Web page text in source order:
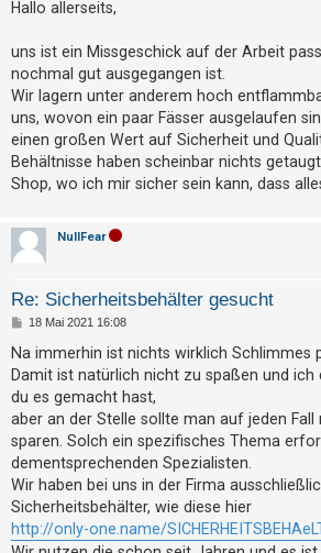
i
s
t
r
i
e
r
n
U
n
b
e
a
n
t
w
o
r
i
t
a
g
Hallo allerseits,
uns ist ein Missgeschick auf der Arbeit
nochmal gut ausgegangen ist.
Wir lagern unter anderem hoch
uns, wovon ein paar Fässer ausgelaufen
einen großen Wert auf Sicherheit und
Behältnisse haben scheinbar nichts
Shop, wo ich mir sicher sein kann, dass
NullFear
Re: Sicherheitsbehälter gesucht
B
i
r
a
g
18 Mai 2021 16:08
Na immerhin ist nichts wirklich Schlimmes
Damit ist natürlich nicht zu spaßen und ich
du es gemacht hast,
aber an der Stelle sollte man auf jeden Fall
sparen. Solch ein spezifisches Thema
dementsprechenden Spezialisten.
Wir haben bei uns in der Firma
Sicherheitsbehälter, wie diese hier
http://only-one.name/